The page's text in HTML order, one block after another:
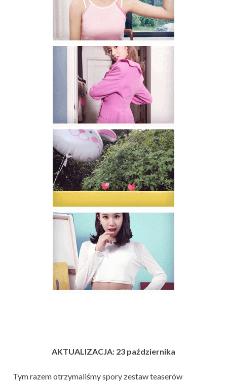
AKTUALIZACJA: 23 października
Tym razem otrzymaliśmy spory zestaw teaserów